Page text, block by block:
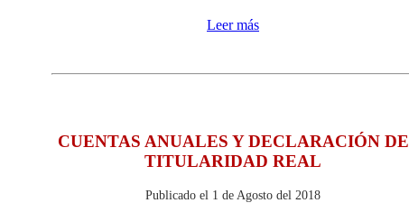
Leer más
CUENTAS ANUALES Y DECLARACIÓN DE
TITULARIDAD REAL
Publicado el 1 de Agosto del 2018